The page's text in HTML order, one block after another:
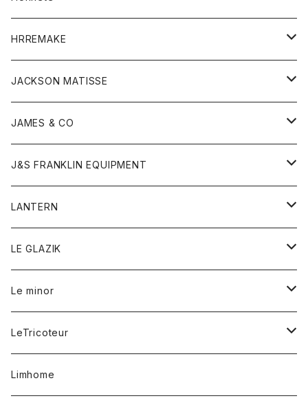
コート
フリース
ウォレット
ストール
マフラー
リング
キッズ
Tシャツ
グッズ
アンダーウェア
靴
バンダナ
トップス
カーディガン
ジャケット
タンクトップ
ボトム
オーバーオール
ショートパンツ
レディース
アウター
カーディガン
カーディガン
コート
キッズ
Tシャツ
ロンパース
グッズ
靴
ストール
トップス
カットソー
シャツ
ボトム
オーバーオール
ショートパンツ
レディース
オーバーオール
シャツ
ワンピース
ワンピース
ブラウス
ワンピース
HRREMAKE
バック
キッズ
トレーナー
トップス
Gジャケット
スウェット
帽子
JACKSON MATISSE
Tシャツ
帽子
JAMES & CO
ボトム
J&S FRANKLIN EQUIPMENT
アウター
LANTERN
アウター
Tシャツ
LE GLAZIK
レディース
コート
シャツ
Le minor
ボトム
スカート
レディース
LeTricoteur
カーディガン
Limhome